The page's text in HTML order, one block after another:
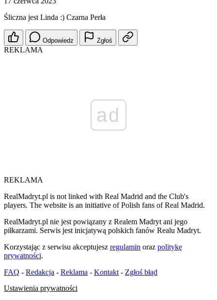
Śliczna jest Linda :) Czarna Perła
Odpowiedz Zgłoś
REKLAMA
ad
REKLAMA
RealMadryt.pl is not linked with Real Madrid and the Club's
players. The website is an initiative of Polish fans of Real Madrid.
RealMadryt.pl nie jest powiązany z Realem Madryt ani jego
piłkarzami. Serwis jest inicjatywą polskich fanów Realu Madryt.
Korzystając z serwisu akceptujesz regulamin oraz politykę
prywatności.
FAQ - Redakcja - Reklama - Kontakt - Zgłoś błąd
Ustawienia prywatności